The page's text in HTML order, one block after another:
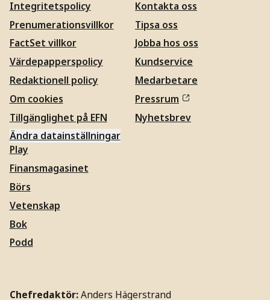
Integritetspolicy
Prenumerationsvillkor
FactSet villkor
Värdepapperspolicy
Redaktionell policy
Om cookies
Tillgänglighet på EFN
Ändra datainställningar
Kontakta oss
Tipsa oss
Jobba hos oss
Kundservice
Medarbetare
Pressrum
Nyhetsbrev
Play
Finansmagasinet
Börs
Vetenskap
Bok
Podd
Chefredaktör:Anders Hägerstrand